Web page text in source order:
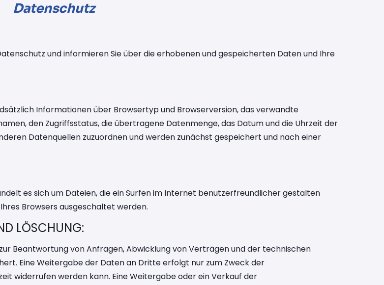
Datenschutz
und informieren Sie über die erhobenen und gespeicherten Daten und Ihre
Informationen über Browsertyp und Browserversion, das verwandte
den Zugriffsstatus, die übertragene Datenmenge, das Datum und die Uhrzeit der
Datenquellen zuzuordnen und werden zunächst gespeichert und nach einer
es sich um Dateien, die ein Surfen im Internet benutzerfreundlicher gestalten
Browsers ausgeschaltet werden.
LÖSCHUNG:
Beantwortung von Anfragen, Abwicklung von Verträgen und der technischen
Eine Weitergabe der Daten an Dritte erfolgt nur zum Zweck der
widerrufen werden kann. Eine Weitergabe oder ein Verkauf der